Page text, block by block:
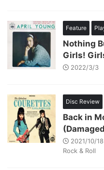
Feature
Nothing
Girls!
2022/3/3
Disc Review
Back in
2021/10/18
Rock & Roll